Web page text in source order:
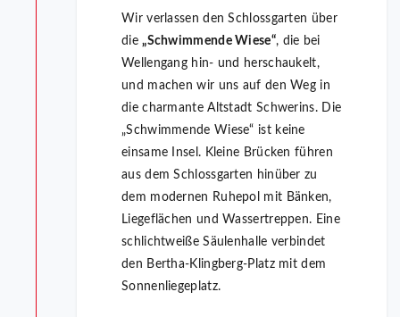
Wir verlassen den Schlossgarten über
die„Schwimmende Wiese“, die bei
Wellengang hin- und herschaukelt,
und machen wir uns auf den Weg in
die charmante Altstadt Schwerins. Die
„Schwimmende Wiese“ ist keine
einsame Insel. Kleine Brücken führen
aus dem Schlossgarten hinüber zu
dem modernen Ruhepol mit Bänken,
Liegeflächen und Wassertreppen. Eine
schlichtweiße Säulenhalle verbindet
den Bertha-Klingberg-Platz mit dem
Sonnenliegeplatz.